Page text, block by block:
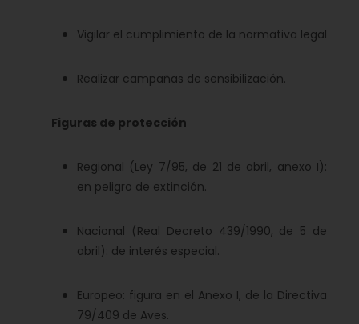
Vigilar el cumplimiento de la normativa legal
Realizar campañas de sensibilización.
Figuras de protección
Regional (Ley 7/95, de 21 de abril, anexo I):
en peligro de extinción.
Nacional (Real Decreto 439/1990, de 5 de
abril): de interés especial.
Europeo: figura en el Anexo I, de la Directiva
79/409 de Aves.